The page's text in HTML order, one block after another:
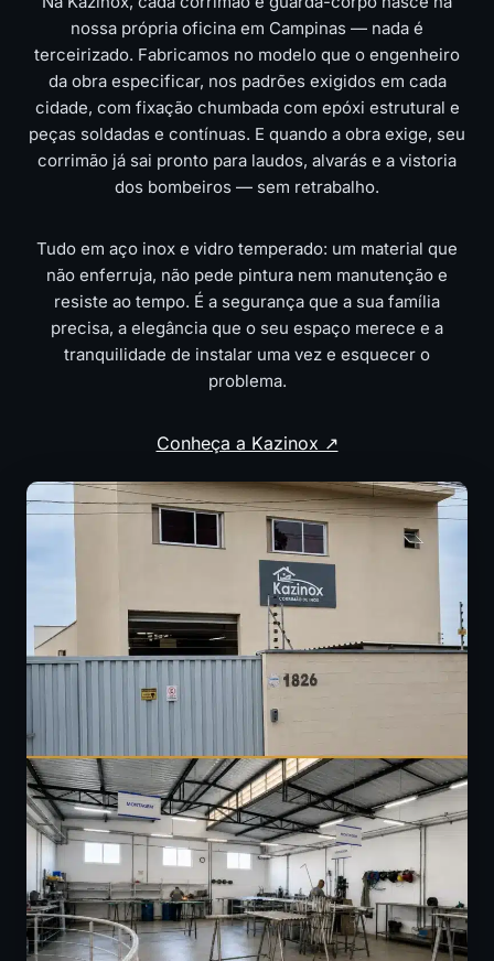
nossa própria oficina em Campinas — nada é
terceirizado. Fabricamos no modelo que o engenheiro
da obra especificar, nos padrões exigidos em cada
cidade, com fixação chumbada com epóxi estrutural e
peças soldadas e contínuas. E quando a obra exige, seu
corrimão já sai pronto para laudos, alvarás e a vistoria
dos bombeiros — sem retrabalho.
Tudo em aço inox e vidro temperado: um material que
não enferruja, não pede pintura nem manutenção e
resiste ao tempo. É a segurança que a sua família
precisa, a elegância que o seu espaço merece e a
tranquilidade de instalar uma vez e esquecer o
problema.
Conheça a Kazinox ↗